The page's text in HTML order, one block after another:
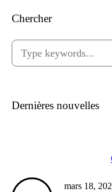
Chercher
Dernières nouvelles
mars 18,